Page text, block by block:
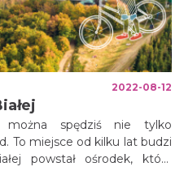
2022-08-12
można spędziś nie tylko
To miejsce od kilku lat budzi
powstał ośrodek, który
Polski, ale także Czech i